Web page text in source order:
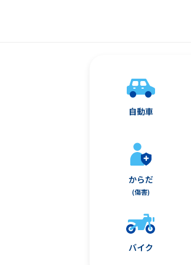
自動車
からだ
(傷害)
バイク